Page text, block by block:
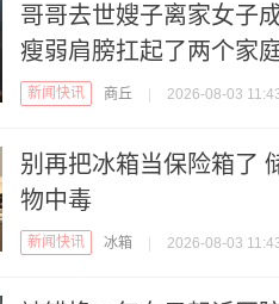
哥哥去世嫂子离家女子
瘦弱肩膀扛起了两个家
新闻快讯 商丘 2026-08-03
别再把冰箱当保险箱了
物中毒
新闻快讯 冰箱 2026-08-03